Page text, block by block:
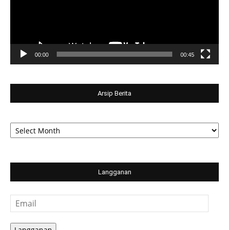
00:00 00:45
Arsip Berita
Arsip
Berita
Langganan
Email